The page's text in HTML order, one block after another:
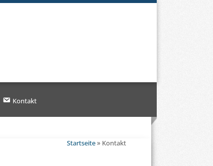
Kontakt
Startseite» Kontakt